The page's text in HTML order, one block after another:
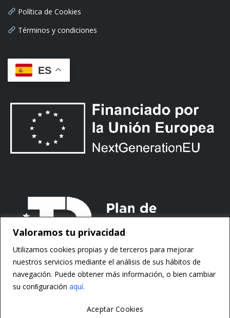
Valoramos tu privacidad
Utilizamos cookies propias y de terceros para mejorar
nuestros servicios mediante el análisis de sus hábitos de
navegación. Puede obtener más información, o bien cambiar
su conﬁguración aquí.
Aceptar Cookies
Política de Cookies
Términos y condiciones
ES